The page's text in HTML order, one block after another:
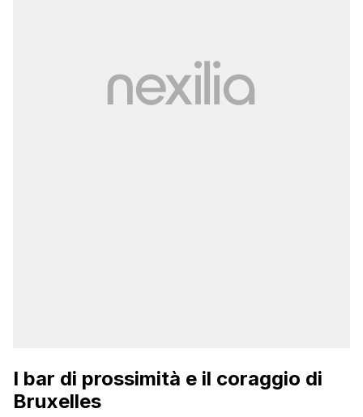
I bar di prossimità e il coraggio di
Bruxelles